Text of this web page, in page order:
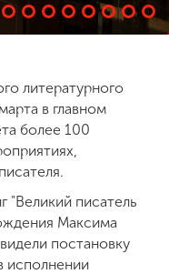
литературного
в главном
более 100
"Великий писатель
Максима
постановку
исполнении